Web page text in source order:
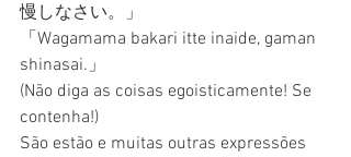
慢しなさい。」
「Wagamama bakari itte inaide, gaman
shinasai.」
(Não diga as coisas egoisticamente! Se
contenha!)
São estão e muitas outras expressões